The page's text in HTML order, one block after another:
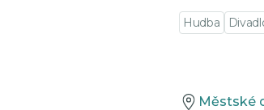
Hudba
Městské